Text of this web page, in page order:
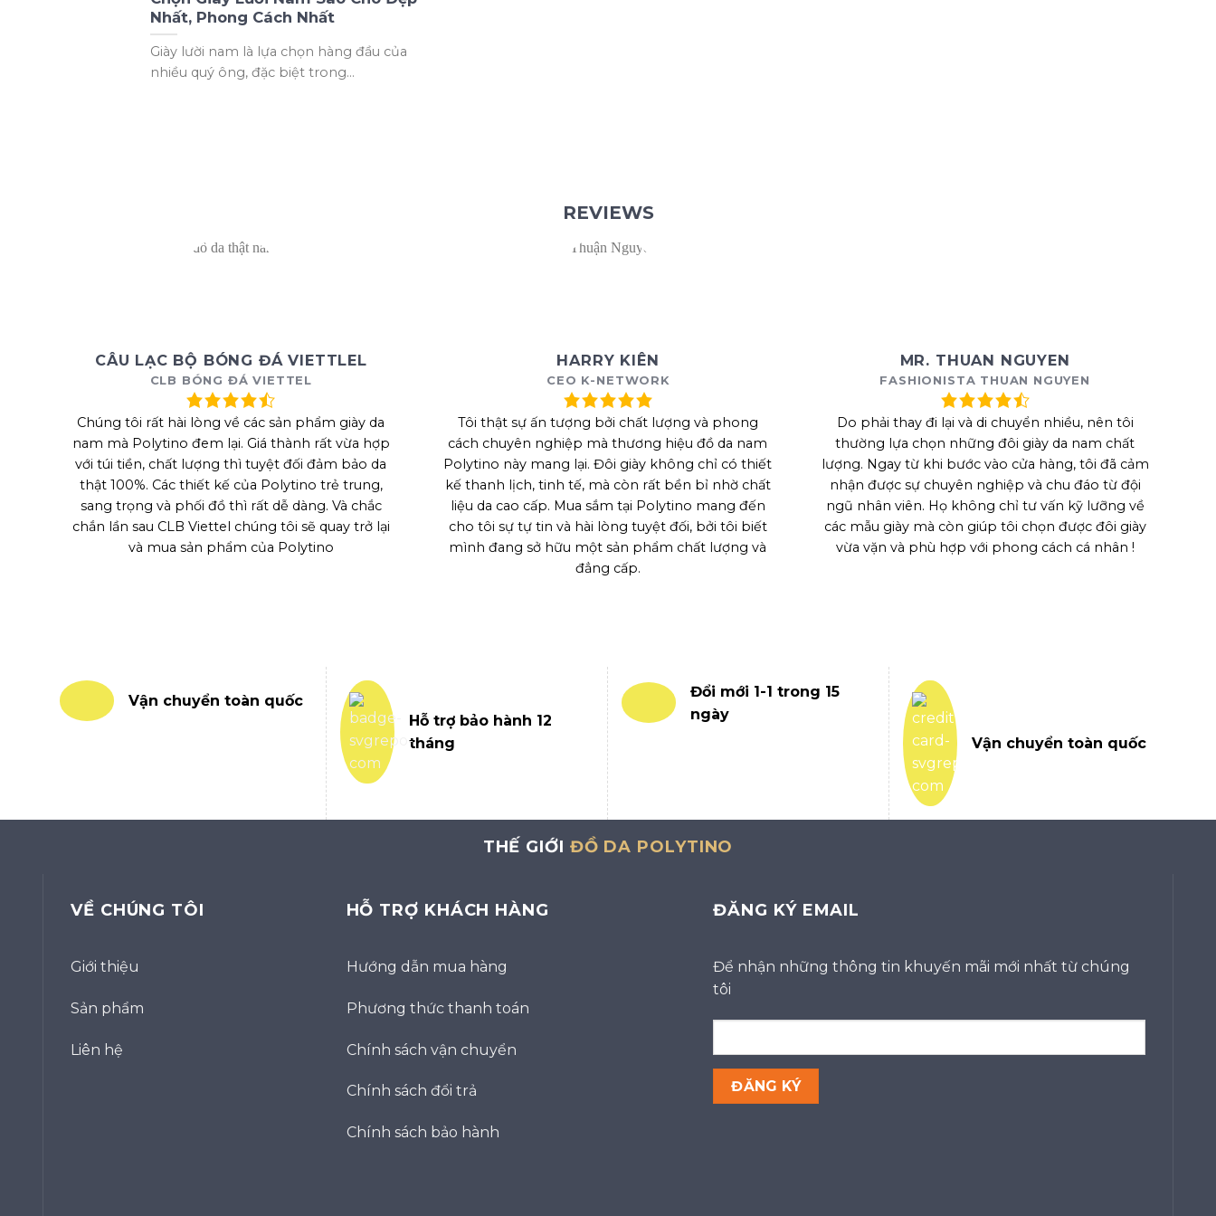
Nhất, Phong Cách Nhất
Giày lười nam là lựa chọn hàng đầu của
nhiều quý ông, đặc biệt trong...
REVIEWS
CÂU LẠC BỘ BÓNG ĐÁ VIETTLEL
CLB BÓNG ĐÁ VIETTEL
Chúng tôi rất hài lòng về các sản phẩm giày da
nam mà Polytino đem lại. Giá thành rất vừa hợp
với túi tiền, chất lượng thì tuyệt đối đảm bảo da
thật 100%. Các thiết kế của Polytino trẻ trung,
sang trọng và phối đồ thì rất dễ dàng. Và chắc
chắn lần sau CLB Viettel chúng tôi sẽ quay trở lại
và mua sản phẩm của Polytino
HARRY KIÊN
CEO K-NETWORK
Tôi thật sự ấn tượng bởi chất lượng và phong
cách chuyên nghiệp mà thương hiệu đồ da nam
Polytino này mang lại. Đôi giày không chỉ có thiết
kế thanh lịch, tinh tế, mà còn rất bền bỉ nhờ chất
liệu da cao cấp. Mua sắm tại Polytino mang đến
cho tôi sự tự tin và hài lòng tuyệt đối, bởi tôi biết
mình đang sở hữu một sản phẩm chất lượng và
đẳng cấp.
MR. THUAN NGUYEN
FASHIONISTA THUAN NGUYEN
Do phải thay đi lại và di chuyển nhiều, nên tôi
thường lựa chọn những đôi giày da nam chất
lượng. Ngay từ khi bước vào cửa hàng, tôi đã cảm
nhận được sự chuyên nghiệp và chu đáo từ đội
ngũ nhân viên. Họ không chỉ tư vấn kỹ lưỡng về
các mẫu giày mà còn giúp tôi chọn được đôi giày
vừa vặn và phù hợp với phong cách cá nhân !
Vận chuyển toàn quốc
Hỗ trợ bảo hành 12
tháng
Đổi mới 1-1 trong 15
ngày
Vận chuyển toàn quốc
THẾ GIỚI ĐỒ DA POLYTINO
VỀ CHÚNG TÔI
Giới thiệu
Sản phẩm
Liên hệ
HỖ TRỢ KHÁCH HÀNG
Hướng dẫn mua hàng
Phương thức thanh toán
Chính sách vận chuyển
Chính sách đổi trả
Chính sách bảo hành
ĐĂNG KÝ EMAIL
Để nhận những thông tin khuyến mãi mới nhất từ chúng
tôi